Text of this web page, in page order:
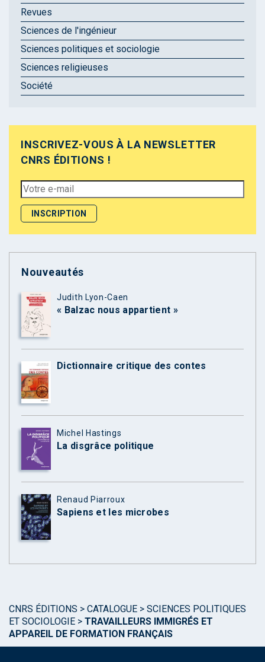
Revues
Sciences de l'ingénieur
Sciences politiques et sociologie
Sciences religieuses
Société
INSCRIVEZ-VOUS À LA NEWSLETTER
CNRS ÉDITIONS !
Nouveautés
Judith Lyon-Caen
« Balzac nous appartient »
Dictionnaire critique des contes
Michel Hastings
La disgrâce politique
Renaud Piarroux
Sapiens et les microbes
CNRS ÉDITIONS > CATALOGUE > SCIENCES POLITIQUES
ET SOCIOLOGIE > TRAVAILLEURS IMMIGRÉS ET
APPAREIL DE FORMATION FRANÇAIS